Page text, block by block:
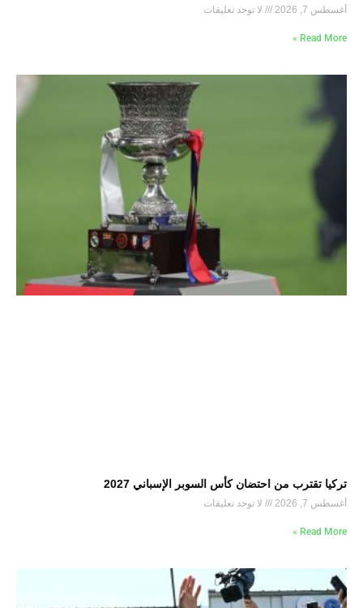
أغسطس 7, 2026 لا توجد تعليقات
Read More »
تركيا تقترب من احتضان كأس السوبر الإسباني 2027
أغسطس 7, 2026 لا توجد تعليقات
Read More »